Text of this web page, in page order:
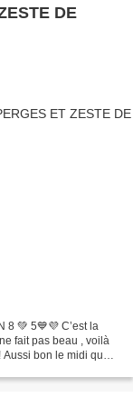
DE
8 💚 5💙💜 C’est la
fait pas beau , voilà
Aussi bon le midi que